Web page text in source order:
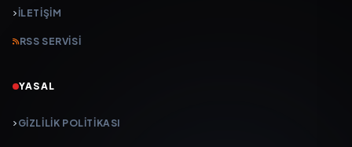
İLETIŞIM
RSS SERVISI
YASAL
GIZLILIK POLITIKASI